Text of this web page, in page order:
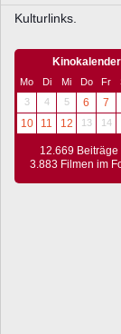
Kulturlinks.
Kinokalender
Mo Di Mi Do Fr
3
4 5 6 7
10
11 12 13 14
12.669 Beiträge
3.883 Filmen im